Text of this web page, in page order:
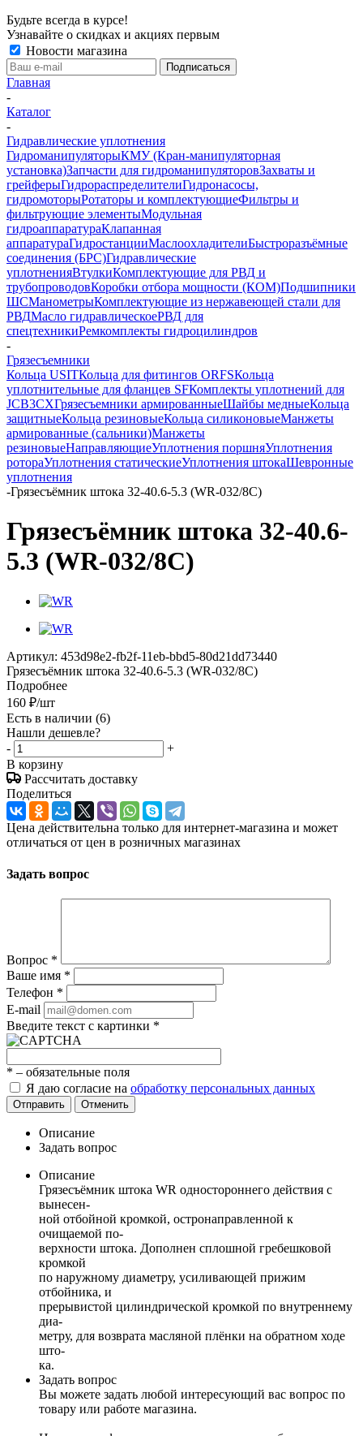
Будьте всегда в курсе!
Узнавайте о скидках и акциях первым
Новости магазина
Главная
-
Каталог
-
Гидравлические уплотнения
ГидроманипуляторыКМУ (Кран-манипуляторная
установка)Запчасти для гидроманипуляторовЗахваты и
грейферыГидрораспределителиГидронасосы,
гидромоторыРотаторы и комплектующиеФильтры и
фильтрующие элементыМодульная
гидроаппаратураКлапанная
аппаратураГидростанцииМаслоохладителиБыстроразъёмные
соединения (БРС)Гидравлические
уплотненияВтулкиКомплектующие для РВД и
трубопроводовКоробки отбора мощности (КОМ)Подшипники
ШСМанометрыКомплектующие из нержавеющей стали для
РВДМасло гидравлическоеРВД для
спецтехникиРемкомплекты гидроцилиндров
-
Грязесъемники
Кольца USITКольца для фитингов ORFSКольца
уплотнительные для фланцев SFКомплекты уплотнений для
JCB3CXГрязесъемники армированныеШайбы медныеКольца
защитныеКольца резиновыеКольца силиконовыеМанжеты
армированные (сальники)Манжеты
резиновыеНаправляющиеУплотнения поршняУплотнения
ротораУплотнения статическиеУплотнения штокаШевронные
уплотнения
-Грязесъёмник штока 32-40.6-5.3 (WR-032/8C)
Грязесъёмник штока 32-40.6-
5.3 (WR-032/8C)
Артикул: 453d98e2-fb2f-11eb-bbd5-80d21dd73440
Грязесъёмник штока 32-40.6-5.3 (WR-032/8C)
Подробнее
160 ₽/шт
Есть в наличии (6)
Нашли дешевле?
-
+
В корзину
Рассчитать доставку
Поделиться
Цена действительна только для интернет-магазина и может
отличаться от цен в розничных магазинах
Задать вопрос
Вопрос *
Ваше имя *
Телефон *
E-mail
Введите текст с картинки *
* – обязательные поля
Я даю согласие на обработку персональных данных
Отправить Отменить
Описание
Задать вопрос
Описание
Грязесъёмник штока WR одностороннего действия с
вынесен-
ной отбойной кромкой, остронаправленной к
очищаемой по-
верхности штока. Дополнен сплошной гребешковой
кромкой
по наружному диаметру, усиливающей прижим
отбойника, и
прерывистой цилиндрической кромкой по внутреннему
диа-
метру, для возврата масляной плёнки на обратном ходе
што-
ка.
Задать вопрос
Вы можете задать любой интересующий вас вопрос по
товару или работе магазина.